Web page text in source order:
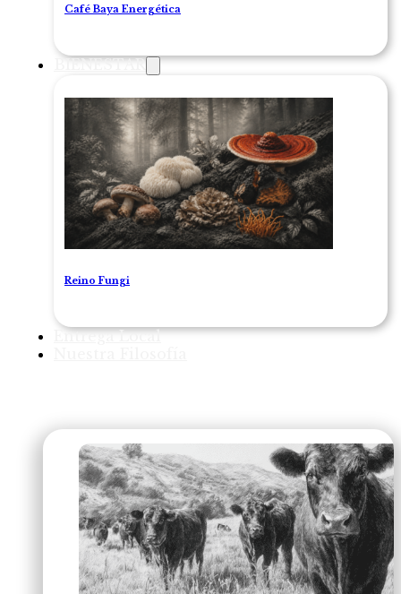
Café Baya Energética
BIENESTAR
Reino Fungi
Entrega Local